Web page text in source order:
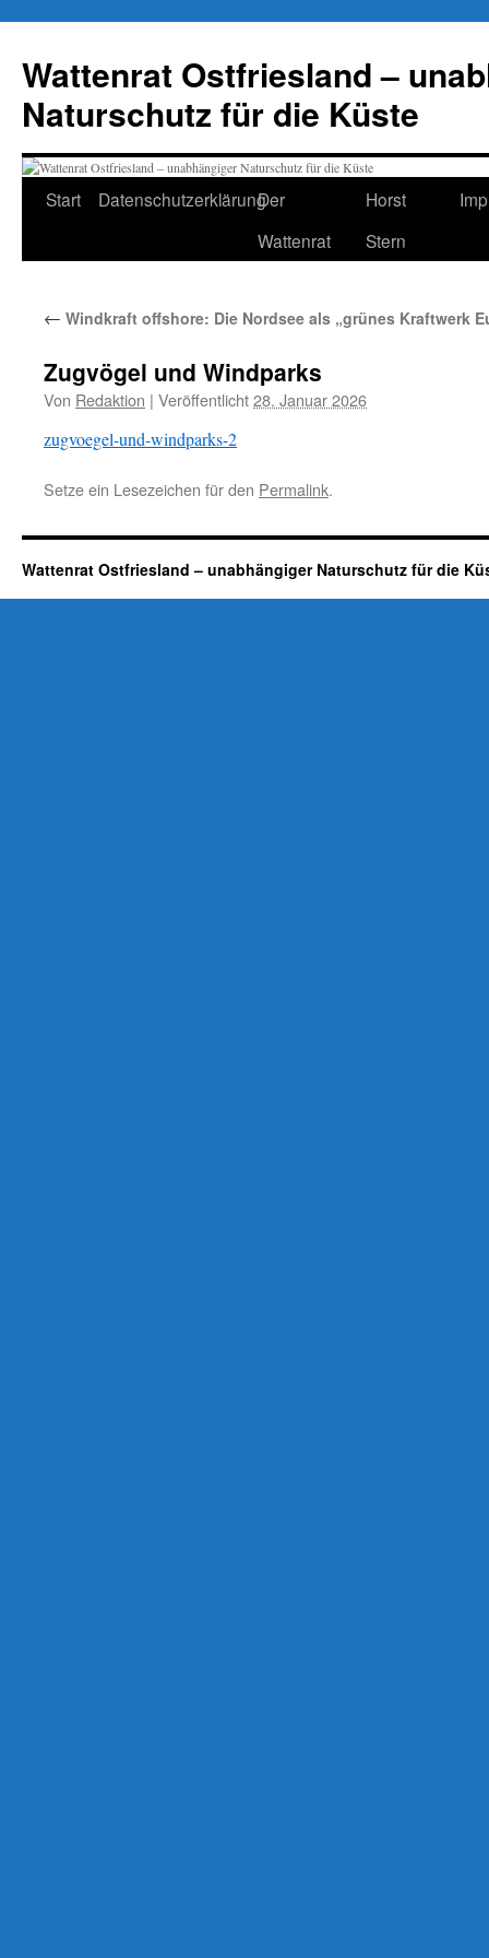
springen
Wattenrat Ostfriesland –
Naturschutz für die Küste
Start DatenschutzerklärungDer
Wattenrat
Horst
Stern
← Windkraft offshore: Die Nordsee als „grünes Kraftwerk
Zugvögel und Windparks
Von Redaktion | Veröffentlicht28. Januar 2026
zugvoegel-und-windparks-2
Setze ein Lesezeichen für den Permalink.
Wattenrat Ostfriesland – unabhängiger Naturschutz für die